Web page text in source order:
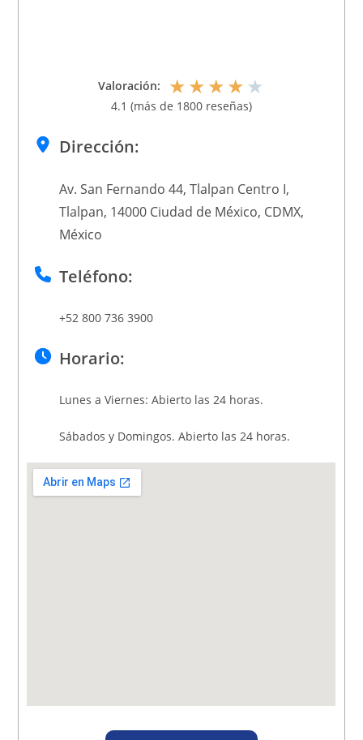
Valoración: ★★★★★
4.1 (más de 1800 reseñas)
Dirección:
Av. San Fernando 44, Tlalpan Centro I,
Tlalpan, 14000 Ciudad de México, CDMX,
México
Teléfono:
+52 800 736 3900
Horario:
Lunes a Viernes: Abierto las 24 horas.
Sábados y Domingos. Abierto las 24 horas.